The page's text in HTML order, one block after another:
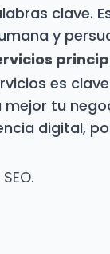
clave.
y
es
tu
digital,